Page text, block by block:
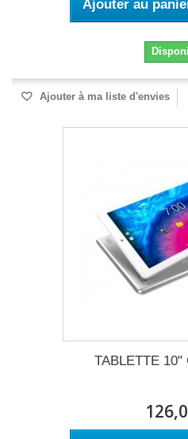
Ajouter au
Ajouter à ma liste d'envies
TABLETTE 10"